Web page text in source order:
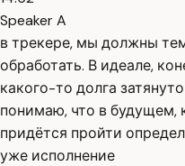
Speaker A
в трекере, мы должны
обработать. В идеале,
какого-то долга
понимаю, что в будущем,
придётся пройти
уже исполнение